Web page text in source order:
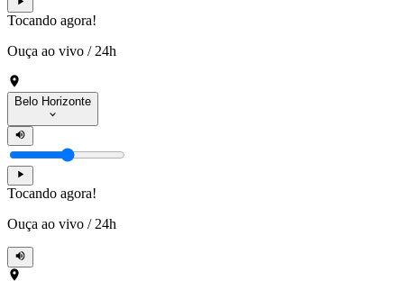
Tocando agora!
Ouça ao vivo / 24h
Belo Horizonte
Tocando agora!
Ouça ao vivo / 24h